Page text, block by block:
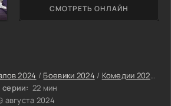
2024 / Боевики 2024 / Комедии 2024
22 мин
августа 2024
СМОТРЕТЬ ОНЛАЙН